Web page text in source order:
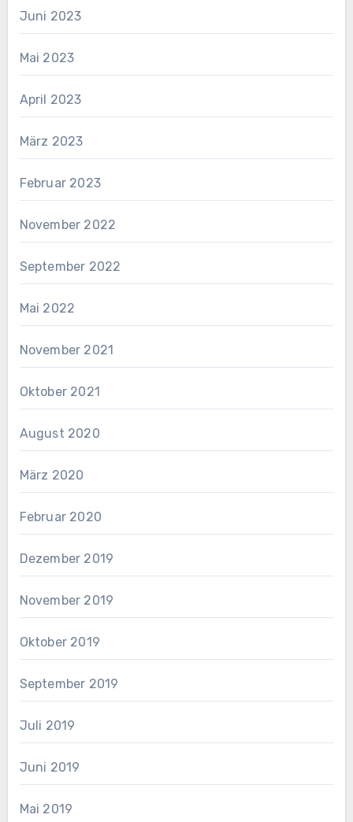
Juni 2023
Mai 2023
April 2023
März 2023
Februar 2023
November 2022
September 2022
Mai 2022
November 2021
Oktober 2021
August 2020
März 2020
Februar 2020
Dezember 2019
November 2019
Oktober 2019
September 2019
Juli 2019
Juni 2019
Mai 2019